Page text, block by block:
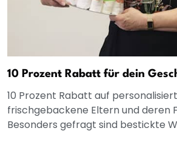
10 Prozent Rabatt für dein
10 Prozent Rabatt auf
frischgebackene Eltern und deren
Besonders gefragt sind bestickte